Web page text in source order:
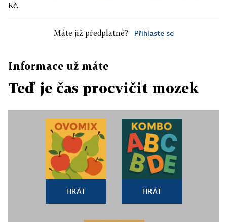
Kč.
Máte již předplatné? Přihlaste se
Informace už máte
Teď je čas procvičit mozek
HRÁT HRÁT